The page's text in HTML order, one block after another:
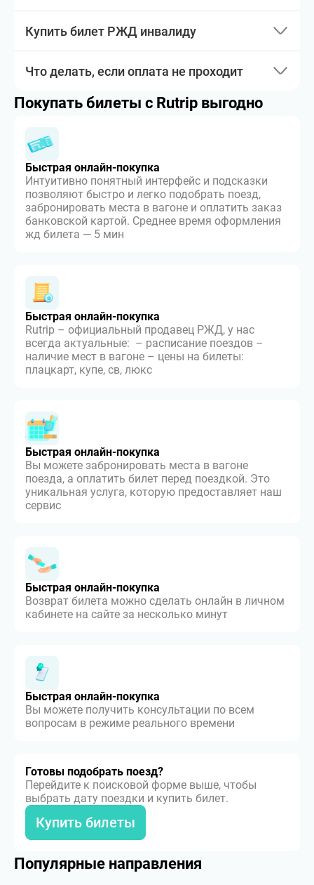
Купить билет РЖД инвалиду
Что делать, если оплата не проходит
Покупать билеты с Rutrip выгодно
Быстрая онлайн-покупка
Интуитивно понятный интерфейс и подсказки
позволяют быстро и легко подобрать поезд,
забронировать места в вагоне и оплатить заказ
банковской картой. Среднее время оформления
жд билета — 5 мин
Быстрая онлайн-покупка
Rutrip – официальный продавец РЖД, у нас
всегда актуальные: – расписание поездов –
наличие мест в вагоне – цены на билеты:
плацкарт, купе, св, люкс
Быстрая онлайн-покупка
Вы можете забронировать места в вагоне
поезда, а оплатить билет перед поездкой. Это
уникальная услуга, которую предоставляет наш
сервис
Быстрая онлайн-покупка
Возврат билета можно сделать онлайн в личном
кабинете на сайте за несколько минут
Быстрая онлайн-покупка
Вы можете получить консультации по всем
вопросам в режиме реального времени
Готовы подобрать поезд?
Перейдите к поисковой форме выше, чтобы
выбрать дату поездки и купить билет.
Купить билеты
Популярные направления